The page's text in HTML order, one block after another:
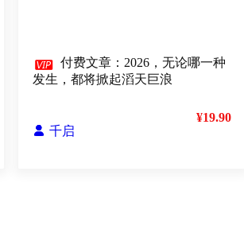
 付费文章：2026，无论哪一种
发生，都将掀起滔天巨浪
 千启
¥19.90